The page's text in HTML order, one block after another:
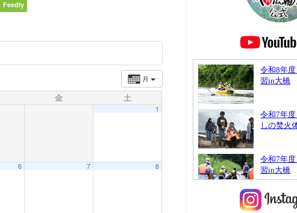
Feedly
月
金 土
1
6 7 8